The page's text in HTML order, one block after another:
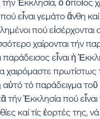
Ἐκκλησία, ὁ ὁποῖος
εἶναι γεμάτο ἄνθη
πού
χαίρονται τήν
εἶναι ἡ
χαιρόμαστε πρωτίστως
τό παράδειγμα τοῦ
Ἐκκλησία πού
καί τίς ἑορτές της,